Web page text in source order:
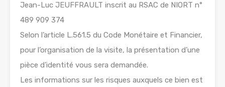
Jean-Luc JEUFFRAULT inscrit au RSAC de NIORT n°
489 909 374
Selon l’article L.561.5 du Code Monétaire et Financier,
pour l’organisation de la visite, la présentation d’une
pièce d’identité vous sera demandée.
Les informations sur les risques auxquels ce bien est